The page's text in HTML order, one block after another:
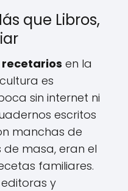
que Libros,
recetarios en la
es
sin internet ni
escritos
manchas de
masa, eran el
familiares.
y